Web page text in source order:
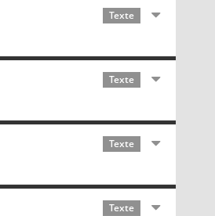
Texte
Texte
Texte
Texte